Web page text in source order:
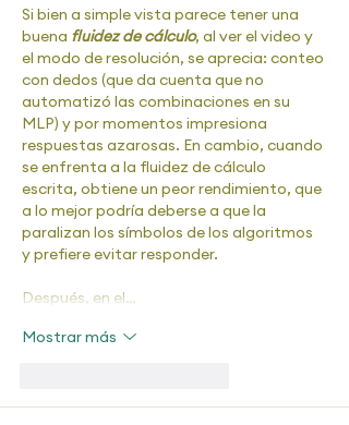
Si bien a simple vista parece tener una
buena fluidez de cálculo, al ver el video y
el modo de resolución, se aprecia: conteo
con dedos (que da cuenta que no
automatizó las combinaciones en su
MLP) y por momentos impresiona
respuestas azarosas. En cambio, cuando
se enfrenta a la fluidez de cálculo
escrita, obtiene un peor rendimiento, que
a lo mejor podría deberse a que la
paralizan los símbolos de los algoritmos
y prefiere evitar responder.
Después, en el…
Mostrar más